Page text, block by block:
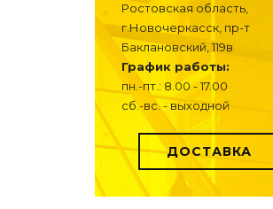
Ростовская область,
г.Новочеркасск, пр-т
Баклановский, 119в
График работы:
пн.-пт.: 8.00 - 17.00
сб.-вс. - выходной
ДОСТАВКА